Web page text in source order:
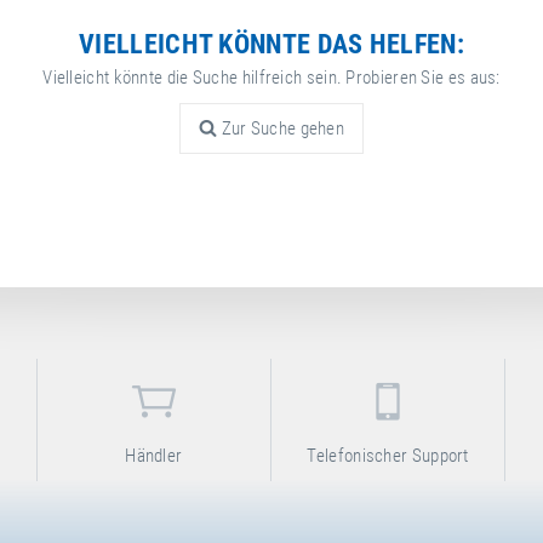
VIELLEICHT KÖNNTE DAS HELFEN:
Vielleicht könnte die Suche hilfreich sein. Probieren Sie es aus:
Zur Suche gehen
Händler Telefonischer Support